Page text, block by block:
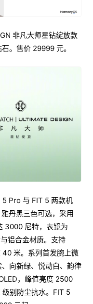
非凡大师星钻绽放款
。售价 29999 元。
5 Pro 与 FIT 5 两款机
丹黑三色可选，采用
3000 尼特，表镜为
铝合金材质。支持
米。系列首发腕上微
向新绿、悦动白、韵律
，峰值亮度 2500
别防尘抗水。FIT 5